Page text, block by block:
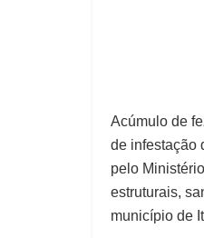
Acúmulo de
de infestação
pelo
estruturais,
município de